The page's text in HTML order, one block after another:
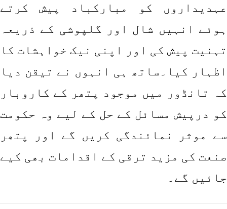
عہدیداروں کو مبارکباد پیش کرتے
ہوئے انہیں شال اور گلپوشی کے ذریعہ
تہنیت پیش کی اور اپنی نیک خواہشات کا
اظہار کیا۔ساتھ ہی انہوں نے تیقن دیا
کہ تانڈور میں موجود پتھر کے کاروبار
کو درپیش مسائل کے حل کے لیے وہ حکومت
سے موثر نمائندگی کریں گے اور پتھر
صنعت کی مزید ترقی کے اقدامات بھی کیے
جائیں گے۔